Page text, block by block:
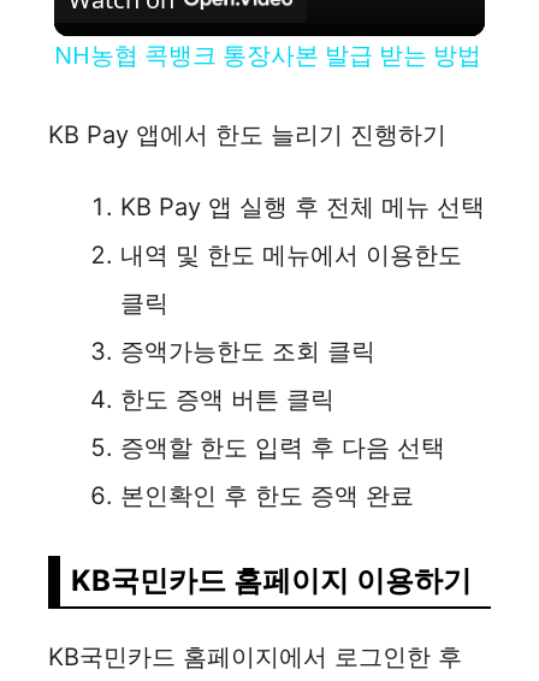
V
d
e
NH농협 콕뱅크 통장사본 발급 받는 방법
KB Pay 앱에서 한도 늘리기 진행하기
KB Pay 앱 실행 후 전체 메뉴 선택
내역 및 한도 메뉴에서 이용한도
클릭
증액가능한도 조회 클릭
한도 증액 버튼 클릭
증액할 한도 입력 후 다음 선택
본인확인 후 한도 증액 완료
KB국민카드 홈페이지 이용하기
KB국민카드 홈페이지에서 로그인한 후